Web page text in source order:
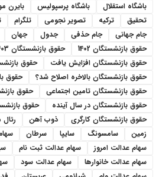
باشگاه استقلال
باشگاه پرسپولیس بایرن
تحقیق
ترکیه تصویر نجومی تلگرام
جام جهانی
جام حذفی جدول جهان
حقوق بازنشستگان 1402
حقوق بازنشستگان 1403
حقوق بازنشستگان افزایش یافت
حقوق
حقوق بازنشستگان بالاخره اصلاح شد؟
حقوق
حقوق بازنشستگان تامین اجتماعی
حقوق
حقوق بازنشستگان در سال آینده
حقوق
حقوق بازنشستگان کارگری
ذوب آهن رئال
زمین
سامسونگ سایپا سرطان
سهام عدالت امروز
سهام عدالت ثبت نام
سهام عدالت خانوارها
سهام عدالت سود